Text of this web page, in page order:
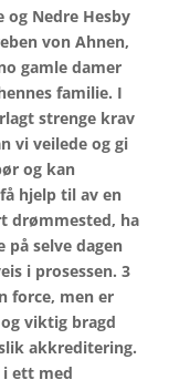
Nedre Hesby
von Ahnen,
gamle damer
familie. I
strenge krav
vi veilede og gi
og kan
hjelp til av en
drømmested, ha
på selve dagen
i prosessen. 3
force, men er
viktig bragd
akkreditering.
ett med